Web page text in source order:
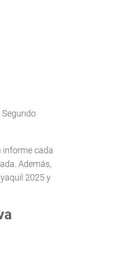
Segundo
informe cada
Además,
2025 y